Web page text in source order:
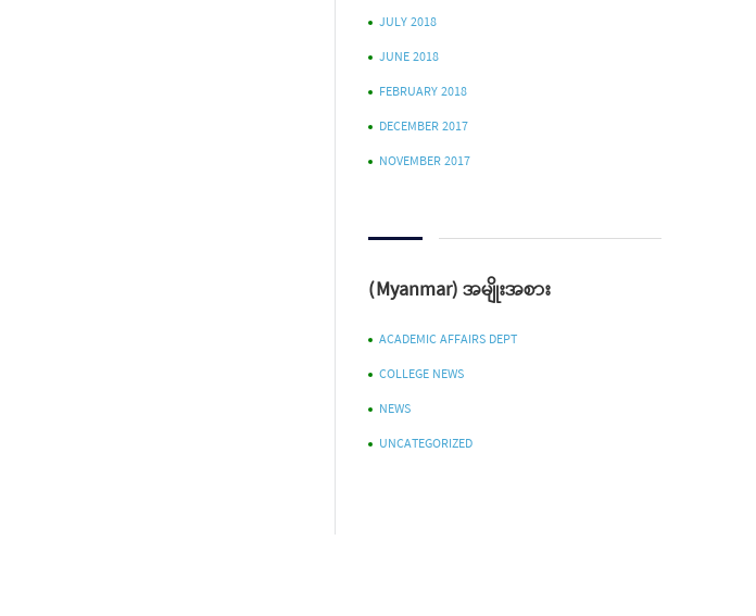
JULY 2018
JUNE 2018
FEBRUARY 2018
DECEMBER 2017
NOVEMBER 2017
(Myanmar) အမျိုးအစား
ACADEMIC AFFAIRS DEPT
COLLEGE NEWS
NEWS
UNCATEGORIZED